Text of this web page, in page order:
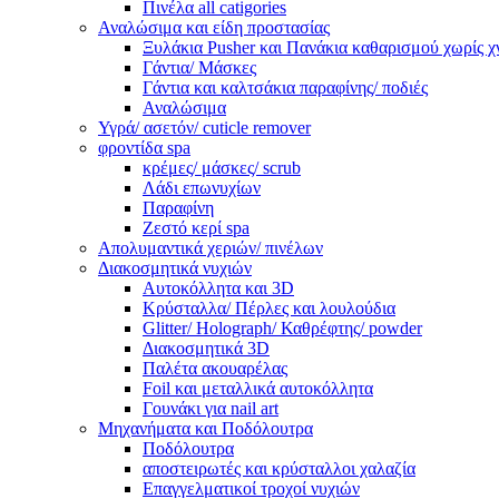
Πινέλα all catigories
Αναλώσιμα και είδη προστασίας
Ξυλάκια Pusher και Πανάκια καθαρισμού χωρίς
Γάντια/ Μάσκες
Γάντια και καλτσάκια παραφίνης/ ποδιές
Αναλώσιμα
Υγρά/ ασετόν/ cuticle remover
φροντίδα spa
κρέμες/ μάσκες/ scrub
Λάδι επωνυχίων
Παραφίνη
Ζεστό κερί spa
Απολυμαντικά χεριών/ πινέλων
Διακοσμητικά νυχιών
Αυτοκόλλητα και 3D
Κρύσταλλα/ Πέρλες και λουλούδια
Glitter/ Holograph/ Καθρέφτης/ powder
Διακοσμητικά 3D
Παλέτα ακουαρέλας
Foil και μεταλλικά αυτοκόλλητα
Γουνάκι για nail art
Μηχανήματα και Ποδόλουτρα
Ποδόλουτρα
αποστειρωτές και κρύσταλλοι χαλαζία
Επαγγελματικοί τροχοί νυχιών